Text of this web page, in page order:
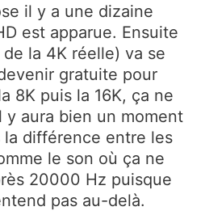
il y a une dizaine
est apparue. Ensuite
la 4K réelle) va se
gratuite pour
8K puis la 16K, ça ne
aura bien un moment
différence entre les
le son où ça ne
20000 Hz puisque
pas au-delà.